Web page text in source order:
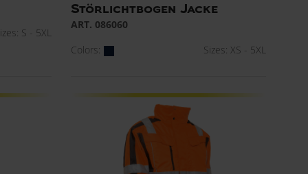
S - 5XL
Störlichtbogen Jacke
ART. 086060
Colors:
Sizes: XS - 5XL